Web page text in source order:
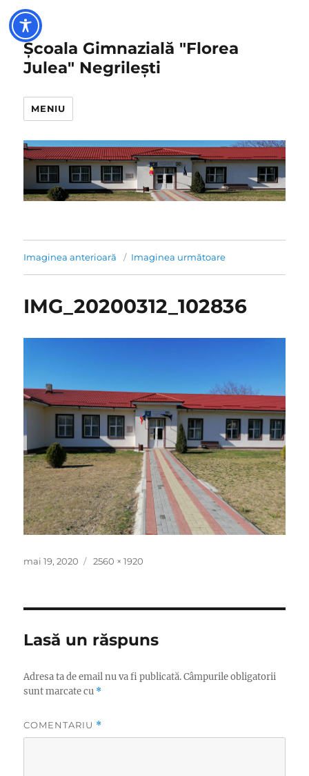
Școala Gimnazială "Florea
Julea" Negrilești
MENIU
Imaginea anterioară Imaginea următoare
IMG_20200312_102836
Publicat
mai 19, 2020
Dimensiune
2560 × 1920
Lasă un răspuns
Adresa ta de email nu va fi publicată. Câmpurile obligatorii
sunt marcate cu *
COMENTARIU *